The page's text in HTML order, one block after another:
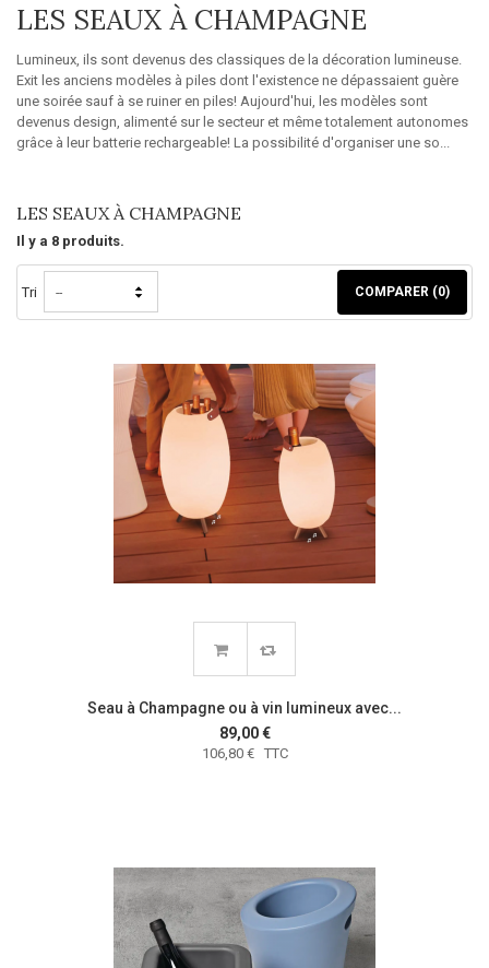
LES SEAUX À CHAMPAGNE
Lumineux, ils sont devenus des classiques de la décoration lumineuse.
Exit les anciens modèles à piles dont l'existence ne dépassaient guère
une soirée sauf à se ruiner en piles! Aujourd'hui, les modèles sont
devenus design, alimenté sur le secteur et même totalement autonomes
grâce à leur batterie rechargeable! La possibilité d'organiser une so...
LES SEAUX À CHAMPAGNE
Il y a 8 produits.
Tri -- COMPARER (0)
Seau à Champagne ou à vin lumineux avec...
89,00 €
106,80 € TTC